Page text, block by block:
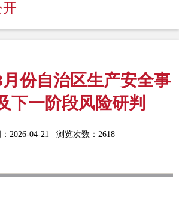
份自治区生产安全事
下一阶段风险研判
2026-04-21 浏览次数： 2618